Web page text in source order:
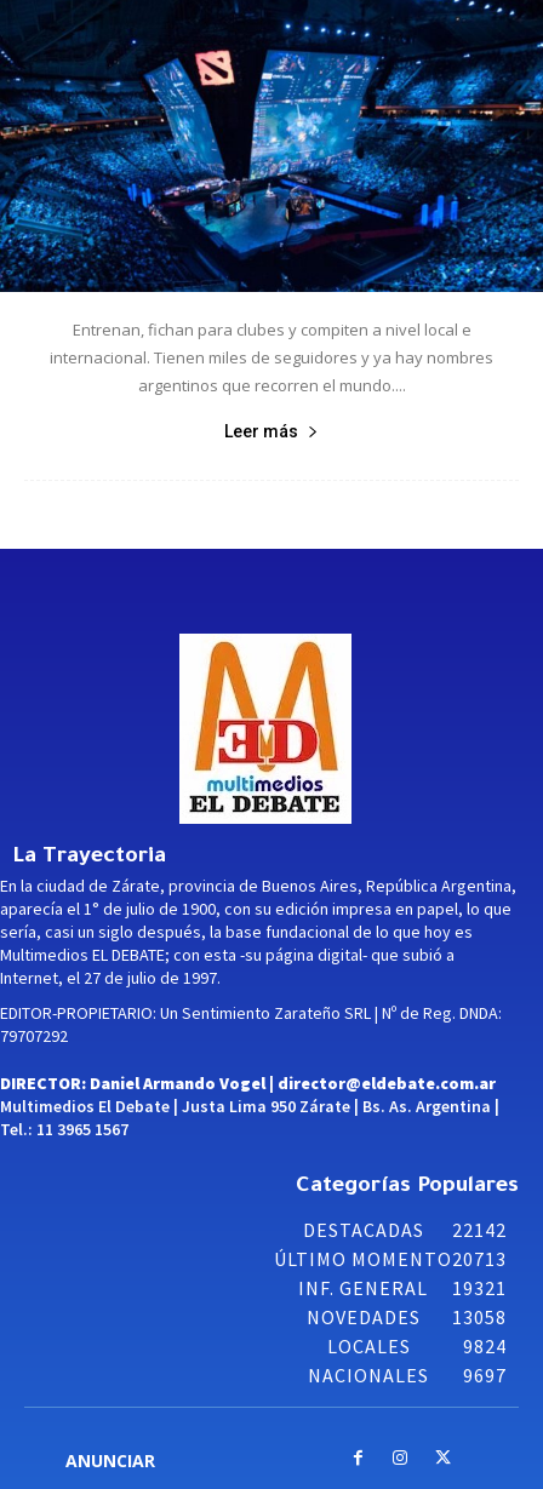
Entrenan, fichan para clubes y compiten a nivel local e
internacional. Tienen miles de seguidores y ya hay nombres
argentinos que recorren el mundo....
Leer más
La Trayectoria
En la ciudad de Zárate, provincia de Buenos Aires, República Argentina,
aparecía el 1° de julio de 1900, con su edición impresa en papel, lo que
sería, casi un siglo después, la base fundacional de lo que hoy es
Multimedios EL DEBATE; con esta -su página digital- que subió a
Internet, el 27 de julio de 1997.
EDITOR-PROPIETARIO: Un Sentimiento Zarateño SRL | Nº de Reg. DNDA:
79707292
DIRECTOR: Daniel Armando Vogel | director@eldebate.com.ar
Multimedios El Debate | Justa Lima 950 Zárate | Bs. As. Argentina |
Tel.: 11 3965 1567
Categorías Populares
DESTACADAS
22142
ÚLTIMO MOMENTO20713
INF. GENERAL
19321
NOVEDADES
13058
LOCALES
9824
NACIONALES
9697
ANUNCIAR